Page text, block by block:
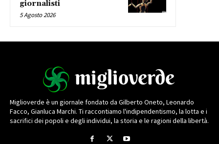
giornalisti
5 Agosto 2026
Miglioverde è un giornale fondato da Gilberto Oneto, Leonardo
Facco, Gianluca Marchi. Ti raccontiamo l'indipendentismo, la lotta e i
sacrifici dei popoli e degli individui, la storia e le ragioni della libertà.